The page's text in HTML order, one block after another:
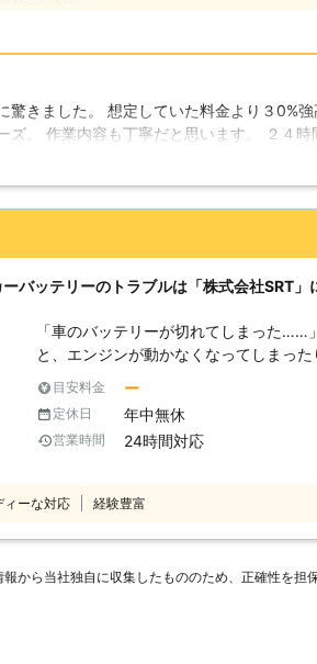
を実施しています。 エンジン始動の前には車の状態を確認し、エンジンが
かからない原因を突き止めます。もし
には、対処方法のアドバイスもおこな
から、お客様の大切な愛車もしっかり
【古いバッテリーは交換も承ります！
っていますので、お気軽にお問い合わせください。 車の
は予期せず起こってしまいますよね。
たら24時間営業の当店にお任せください。 【実際の施工実績】 ●滋
津市 依頼内容：車のエンジンがかから
13,200円 ●大阪府摂津市 依頼内容：バイクのエンジンがかからない メーカ
ー：ヤマハ 料金：16,500円 ※税込価格です。 ※依頼内容に応じて料金は変
動します。
驚きました。 想定していた料金より３0%強
ズ。 作業内容も丁寧だと思います。 ２４
ら本部への中間マージンとか考えたら、そ
28日
バッテリーのトラブルは「株式会社SRT」
「車のバッテリーが切れてしまった……
と、エンジンが動かなくなってしまっ
しまいます。その原因は、車のバッテ
ません！もし車のバッテリーが上がっ
ださい。 ●車のバッテリーが切れる原因は！？ 車のバッテリーが切れる原
因で多いものは、電力の使い過ぎです
車はエンジンをかけた状態で充電が開始
置しておくと、バッテリーは放電され
がいっぱい！？ 「とにかく動かないの
目安料金 ー
定休日 年中無休
営業時間 24時間対応
ィーな対応 経験豊富
から当社独⾃に収集したもののため、正確性を担